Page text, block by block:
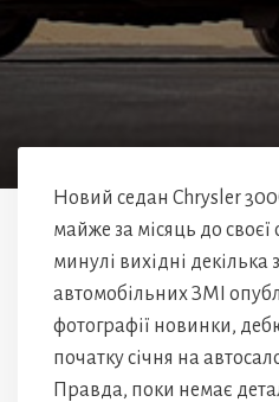
Новий седан Chrysler
майже за місяць до своєї
минулі вихідні декілька
автомобільних ЗМІ
фотографії новинки,
початку січня на
Правда, поки немає